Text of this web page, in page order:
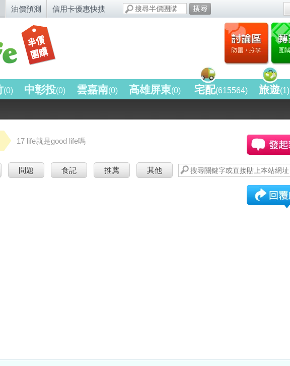
油價預測 信用卡優惠快搜
(0) 中彰投(0) 雲嘉南(0) 高雄屏東(0) 宅配(615564) 旅遊(1)
17 life就是good life嗎
問題 食記 推薦 其他